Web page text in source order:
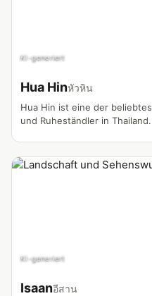
KI-generiert
Hua Hinหัวหิน
Hua Hin ist eine der
und Ruheständler in
KI-generiert
Isaanอีสาน